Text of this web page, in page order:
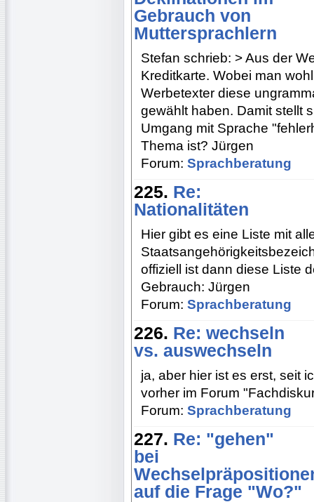
Gebrauch von
Muttersprachlern
Stefan schrieb: > Aus der
Kreditkarte. Wobei man
Werbetexter diese
gewählt haben. Damit stellt
Umgang mit Sprache
Thema ist? Jürgen
Forum: Sprachberatung
225. Re:
Nationalitäten
Hier gibt es eine Liste mit
offiziell ist dann diese Liste
Gebrauch: Jürgen
Forum: Sprachberatung
226. Re: wechseln
vs. auswechseln
ja, aber hier ist es erst, seit
vorher im Forum
Forum: Sprachberatung
227. Re: "gehen"
bei
auf die Frage "Wo?"